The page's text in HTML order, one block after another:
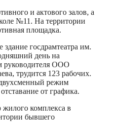
и актового залов, а
№11. На территории
площадка.
здание госдрамтеатра им.
день на
руководителя ООО
трудится 123 рабочих.
режим
от графика.
жилого комплекса в
бывшего